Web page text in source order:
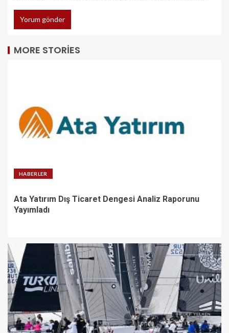
MORE STORIES
HABERLER
Ata Yatırım Dış Ticaret Dengesi Analiz Raporunu
Yayımladı